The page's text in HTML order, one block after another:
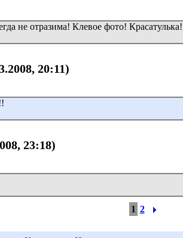
не отразима! Клевое фото!
20:11)
23:18)
1 2